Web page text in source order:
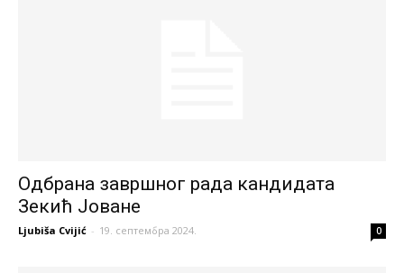
Одбрана завршног рада кандидата
Зекић Јоване
Ljubiša Cvijić - 19. септембра 2024. 0